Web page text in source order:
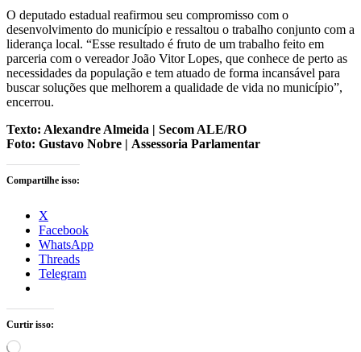
O deputado estadual reafirmou seu compromisso com o
desenvolvimento do município e ressaltou o trabalho conjunto com a
liderança local. “Esse resultado é fruto de um trabalho feito em
parceria com o vereador João Vitor Lopes, que conhece de perto as
necessidades da população e tem atuado de forma incansável para
buscar soluções que melhorem a qualidade de vida no município”,
encerrou.
Texto: Alexandre Almeida | Secom ALE/RO
Foto: Gustavo Nobre | Assessoria Parlamentar
Compartilhe isso:
X
Facebook
WhatsApp
Threads
Telegram
Curtir isso:
Carregando...